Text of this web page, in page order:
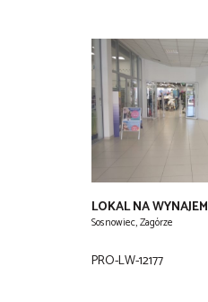
LOKAL NA WYNAJEM
Sosnowiec, Zagórze
PRO-LW-12177